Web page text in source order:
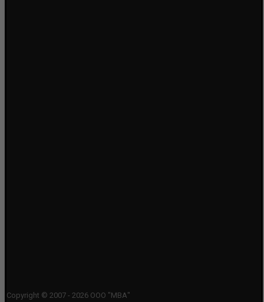
Copyright © 2007 - 2026 ООО "МВА"